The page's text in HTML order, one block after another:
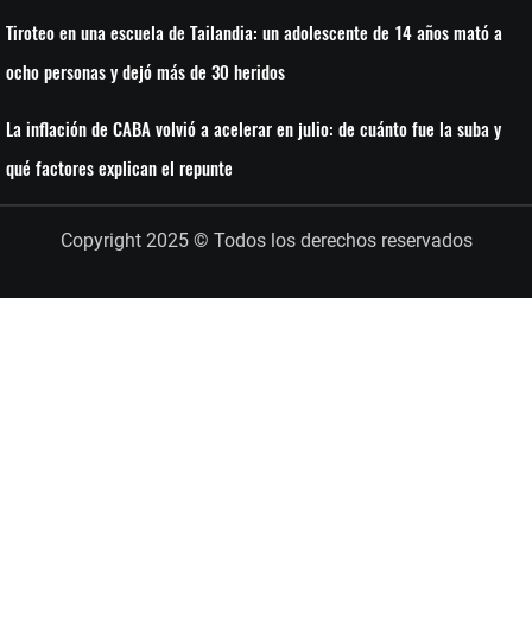
Tiroteo en una escuela de Tailandia: un adolescente de 14 años mató a
ocho personas y dejó más de 30 heridos
La inflación de CABA volvió a acelerar en julio: de cuánto fue la suba y
qué factores explican el repunte
Copyright 2025 © Todos los derechos reservados